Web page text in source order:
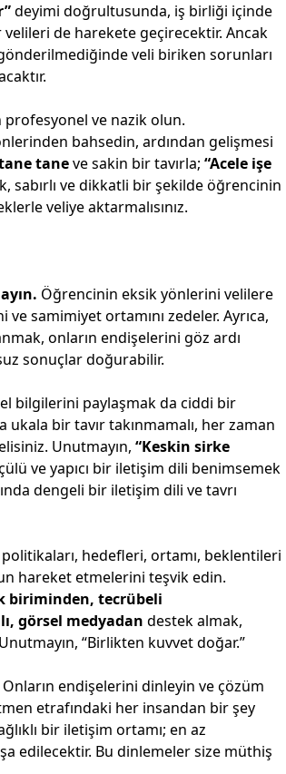
deyimi doğrultusunda, iş birliği içinde
velileri de harekete geçirecektir. Ancak
veli biriken sorunları
ve nazik olun.
bahsedin, ardından gelişmesi
taneve sakin bir tavırla; “Acele işe
sabırlı ve dikkatli bir şekilde öğrencinin
veliye aktarmalısınız.
Öğrencinin eksik yönlerini velilere
samimiyet ortamını zedeler. Ayrıca,
onların endişelerini göz ardı
sonuçlar doğurabilir.
bilgilerini paylaşmak da ciddi bir
ukala bir tavır takınmamalı, her zaman
Unutmayın, “Keskin sirke
ve yapıcı bir iletişim dili benimsemek
dengeli bir iletişim dili ve tavrı
hedefleri, ortamı, beklentileri
hareket etmelerini teşvik edin.
biriminden, tecrübeli
görsel medyadan destek almak,
“Birlikten kuvvet doğar.”
endişelerini dinleyin ve çözüm
etrafındaki her insandan bir şey
bir iletişim ortamı; en az
edilecektir. Bu dinlemeler size müthiş